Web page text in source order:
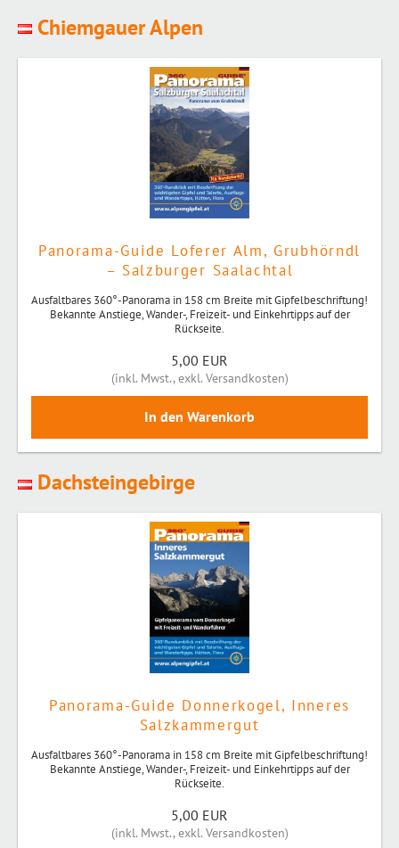
Chiemgauer Alpen
Panorama-Guide Loferer Alm, Grubhörndl
– Salzburger Saalachtal
Ausfaltbares 360°-Panorama in 158 cm Breite mit Gipfelbeschriftung!
Bekannte Anstiege, Wander-, Freizeit- und Einkehrtipps auf der
Rückseite.
5,00 EUR
(inkl. Mwst.,exkl. Versandkosten)
Dachsteingebirge
Panorama-Guide Donnerkogel, Inneres
Salzkammergut
Ausfaltbares 360°-Panorama in 158 cm Breite mit Gipfelbeschriftung!
Bekannte Anstiege, Wander-, Freizeit- und Einkehrtipps auf der
Rückseite.
5,00 EUR
(inkl. Mwst.,exkl. Versandkosten)